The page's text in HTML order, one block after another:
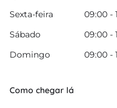
Sexta-feira
09:00 -
Sábado
09:00 -
Domingo
09:00 -
Como chegar lá